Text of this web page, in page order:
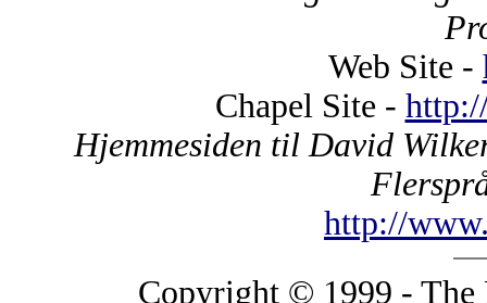
Web Site -
Chapel Site -
Hjemmesiden til David
http://
Copyright © 1999 - The